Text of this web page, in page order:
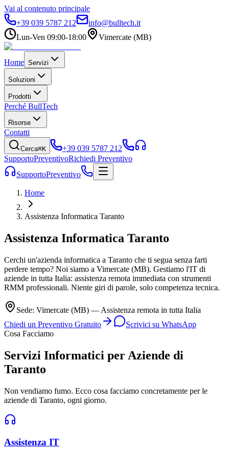
Vai al contenuto principale
+39 039 5787 212
info@bulltech.it
Lun-Ven 09:00-18:00
Vimercate (MB)
Home Servizi
Soluzioni
Prodotti
Perché BullTech
Risorse
Contatti
Cerca⌘K
+39 039 5787 212
SupportoPreventivoRichiedi Preventivo
SupportoPreventivo
Home
Assistenza Informatica Taranto
Assistenza Informatica Taranto
Cerchi un'azienda informatica a Taranto che ti segua senza farti
perdere tempo? Noi siamo a Vimercate (MB). Gestiamo l'IT di
aziende in tutta Italia: assistenza remota immediata con strumenti
RMM professionali. Niente giri di parole, solo competenza tecnica.
Sede: Vimercate (MB) — Assistenza remota in tutta Italia
Chiedi un Preventivo Gratuito
Scrivici su WhatsApp
Cosa Facciamo
Servizi Informatici per Aziende di
Taranto
Non vendiamo fumo. Ecco cosa facciamo concretamente per le
aziende di Taranto, ogni giorno.
Assistenza IT